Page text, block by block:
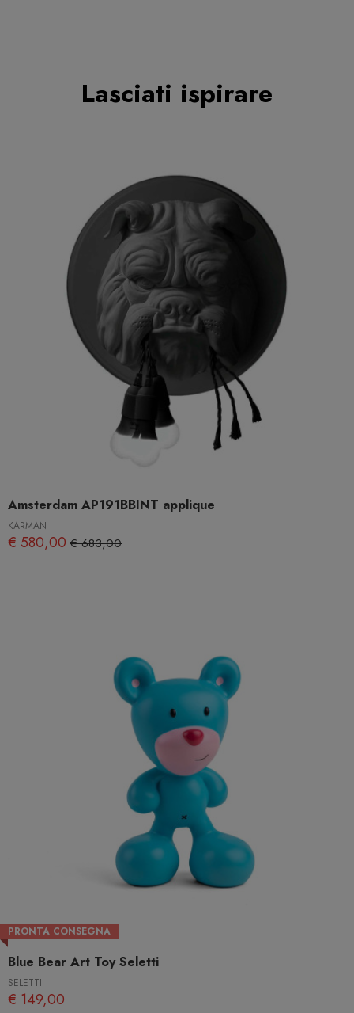
Lasciati ispirare
Amsterdam AP191BBINT applique
KARMAN
€ 580,00 € 683,00
PRONTA CONSEGNA
Blue Bear Art Toy Seletti
SELETTI
€ 149,00